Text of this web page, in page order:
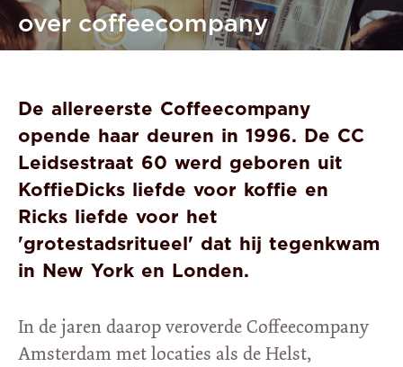
over coffeecompany
De allereerste Coffeecompany
opende haar deuren in 1996. De CC
Leidsestraat 60 werd geboren uit
KoffieDicks liefde voor koffie en
Ricks liefde voor het
'grotestadsritueel' dat hij tegenkwam
in New York en Londen.
In de jaren daarop veroverde Coffeecompany
Amsterdam met locaties als de Helst,